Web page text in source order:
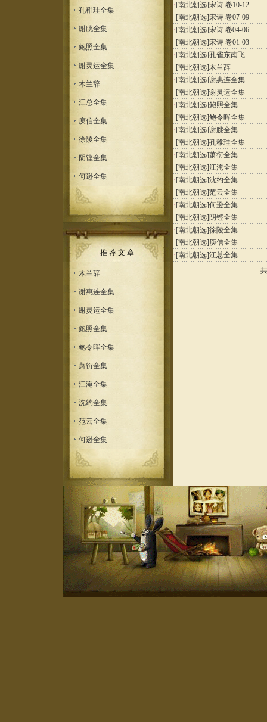
孔稚珪全集
谢朓全集
鲍照全集
谢灵运全集
木兰辞
江总全集
庾信全集
徐陵全集
阴铿全集
何逊全集
推 荐 文 章
木兰辞
谢惠连全集
谢灵运全集
鲍照全集
鲍令晖全集
萧衍全集
江淹全集
沈约全集
范云全集
何逊全集
·[南北朝选]宋诗 卷10-12
·[南北朝选]宋诗 卷07-09
·[南北朝选]宋诗 卷04-06
·[南北朝选]宋诗 卷01-03
·[南北朝选]孔雀东南飞
·[南北朝选]木兰辞
·[南北朝选]谢惠连全集
·[南北朝选]谢灵运全集
·[南北朝选]鲍照全集
·[南北朝选]鲍令晖全集
·[南北朝选]谢朓全集
·[南北朝选]孔稚珪全集
·[南北朝选]萧衍全集
·[南北朝选]江淹全集
·[南北朝选]沈约全集
·[南北朝选]范云全集
·[南北朝选]何逊全集
·[南北朝选] 阴铿全集
·[南北朝选]徐陵全集
·[南北朝选]庾信全集
·[南北朝选]江总全集